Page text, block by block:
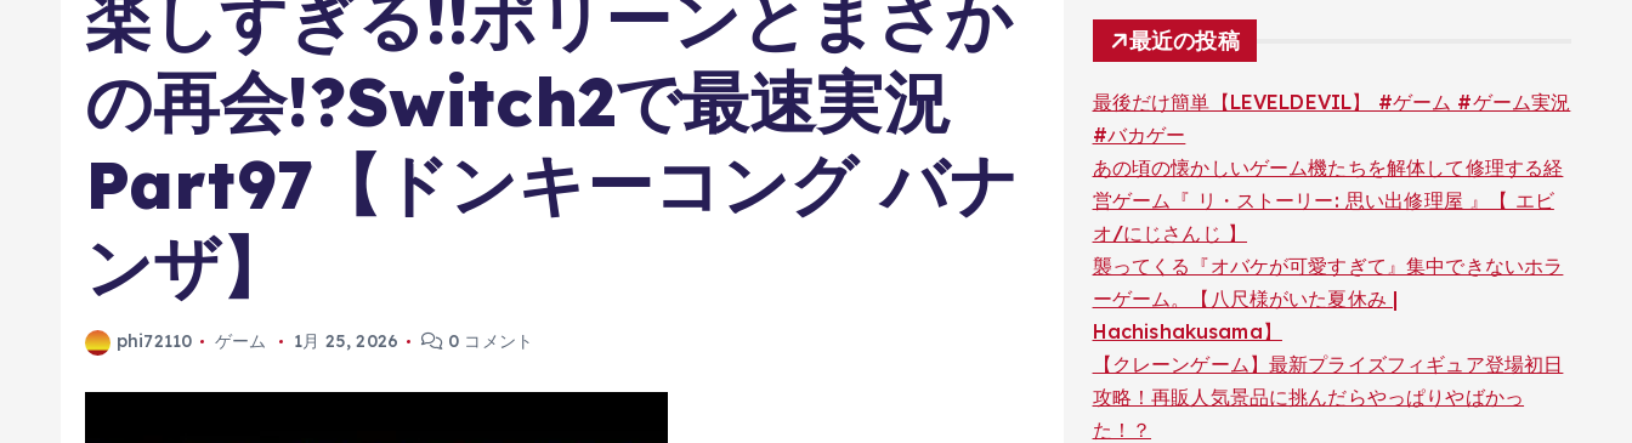
楽しすぎる!!ポリーンとまさか
の再会!?Switch2で最速実況
Part97【ドンキーコング バナ
ンザ】
phi72110 ゲーム 1月 25, 2026 0 コメント
最近の投稿
最後だけ簡単【LEVELDEVIL】 #ゲーム #ゲーム実況
#バカゲー
あの頃の懐かしいゲーム機たちを解体して修理する経
営ゲーム『 リ・ストーリー: 思い出修理屋 』【 エビ
オ/にじさんじ 】
襲ってくる『オバケが可愛すぎて』集中できないホラ
ーゲーム。【八尺様がいた夏休み |
Hachishakusama】
【クレーンゲーム】最新プライズフィギュア登場初日
攻略！再販人気景品に挑んだらやっぱりやばかっ
た！？